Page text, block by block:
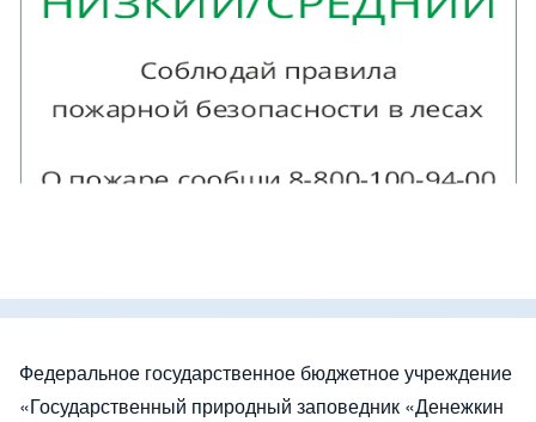
Федеральное государственное бюджетное учреждение
«Государственный природный заповедник «Денежкин